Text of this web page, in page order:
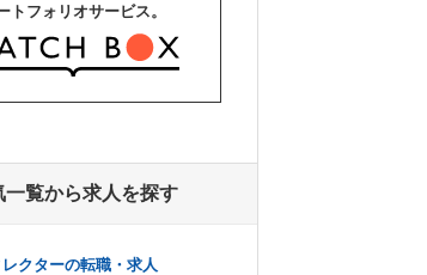
トフォリオサービス。
一覧から求人を探す
クターの転職・求人